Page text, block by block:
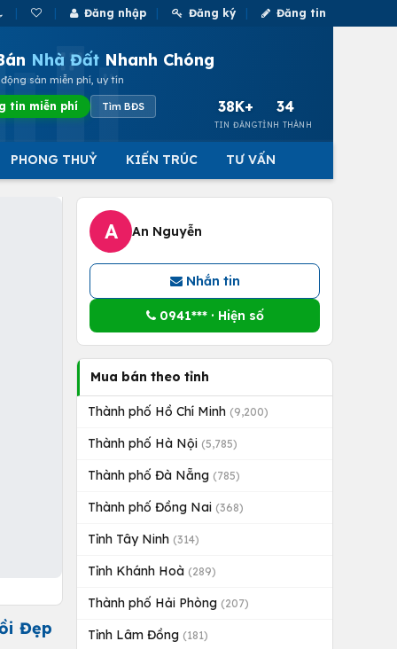
Đăng nhập Đăng ký Đăng tin
Nhà Đất Nhanh Chóng
sản miễn phí, uy tín
tin miễn phí Tìm BĐS 38K+
TIN ĐĂNG
34
TỈNH THÀNH
PHONG THUỶ KIẾN TRÚC TƯ VẤN
Đẹp
A An Nguyễn
Nhắn tin
0941*** · Hiện số
Mua bán theo tỉnh
Thành phố Hồ Chí Minh (9,200)
Thành phố Hà Nội (5,785)
Thành phố Đà Nẵng (785)
Thành phố Đồng Nai (368)
Tỉnh Tây Ninh (314)
Tỉnh Khánh Hoà (289)
Thành phố Hải Phòng (207)
Tỉnh Lâm Đồng (181)